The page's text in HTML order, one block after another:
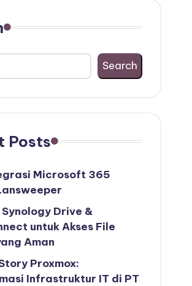
Search
Posts
Microsoft 365
Drive &
untuk Akses File
Aman
Proxmox:
Infrastruktur IT di PT